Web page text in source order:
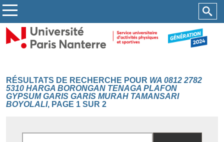
RÉSULTATS DE RECHERCHE POUR WA 0812 2782
5310 HARGA BORONGAN TENAGA PLAFON
GYPSUM GARIS GARIS MURAH TAMANSARI
BOYOLALI, PAGE 1 SUR 2